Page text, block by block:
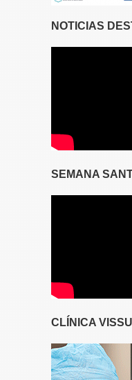
NOTICIAS
SEMANA
CLÍNICA